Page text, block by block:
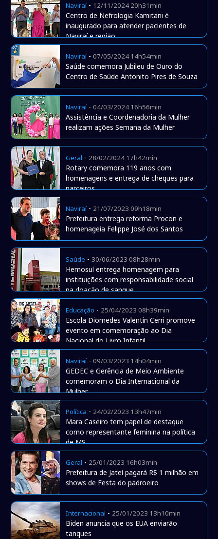
Naviraí- 12/11/2024 20h31min
Centro de Nefrologia Kamitani é
inaugurado para atender pacientes de
Naviraí e região
Naviraí-07/05/2024 14h54min
Saúde comemora Jubileu de Ouro do
Centro de Saúde Antonito Pires de Souza
Naviraí-04/03/2024 16h56min
Assistência e Coordenadoria da Mulher
realizam ações Semana da Mulher
Geral - 28/02/2024 17h42min
Rotary comemora 119 anos com
homenagens e entrega de cheques para
parceiros
Naviraí- 21/07/2023 09h18min
Prefeitura entrega reforma Procon e
homenageia Felippe José dos Santos
Saúde - 30/06/2023 08h28min
Hemosul entrega homenagem para
instituições com responsabilidade social
na doação de sangue
Educação - 25/04/2023 08h39min
Escola Diomedes Valentin Cerri promove
evento em comemoração ao Dia
Nacional do Livro Infantil
Naviraí-09/03/2023 14h04min
GEDEC e Gerência de Meio Ambiente
comemoram o Dia Internacional da
Mulher
Política - 24/02/2023 13h47min
Mara Caseiro tem papel de destaque
como representante feminina na política
de MS
Geral - 25/01/2023 16h03min
Prefeitura de Jateí pagará R$ 1 milhão em
shows de Festa do padroeiro
Internacional - 25/01/2023 13h10min
Biden anuncia que os EUA enviarão
tanques